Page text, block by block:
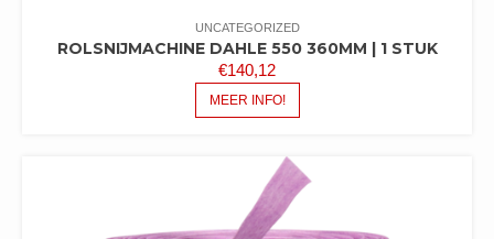
UNCATEGORIZED
ROLSNIJMACHINE DAHLE 550 360MM | 1 STUK
€140,12
MEER INFO!